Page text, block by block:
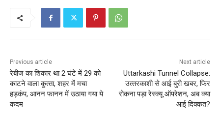
Previous article
रेबीज का शिकार था 2 घंटे में 29 को
काटने वाला कुत्‍ता, शहर में मचा
हड़कंप, आनन फानन में उठाया गया ये
कदम
Next article
Uttarkashi Tunnel Collapse:
उत्‍तरकाशी से आई बुरी खबर, फिर
रोकना पड़ा रेस्‍क्‍यू ऑपरेशन, अब क्‍या
आई दिक्‍कत?